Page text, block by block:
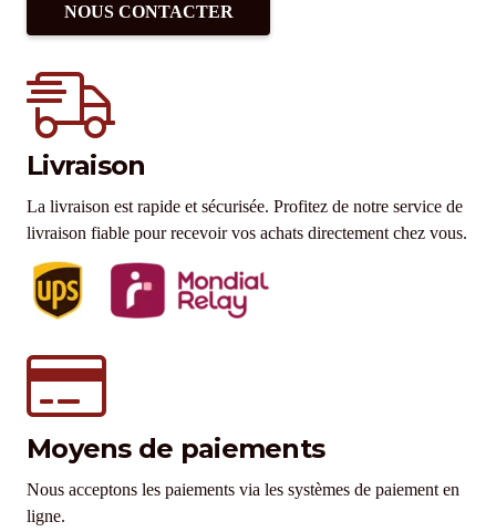
NOUS CONTACTER
Livraison
La livraison est rapide et sécurisée. Profitez de notre service de
livraison fiable pour recevoir vos achats directement chez vous.
Moyens de paiements
Nous acceptons les paiements via les systèmes de paiement en
ligne.